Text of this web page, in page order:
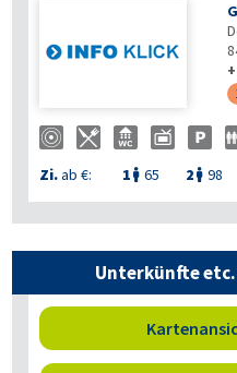
Zi.ab €: 1  65 2  98
Unterkünfte